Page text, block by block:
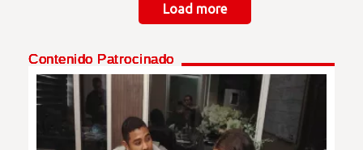
Load more
Contenido Patrocinado